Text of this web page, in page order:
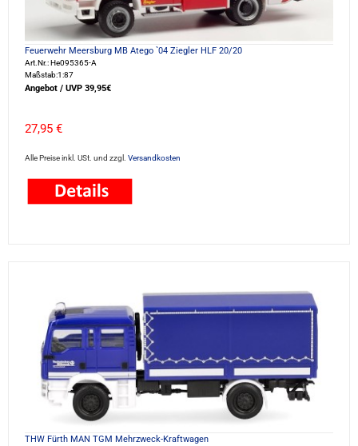
Feuerwehr Meersburg MB Atego `04 Ziegler HLF 20/20
Art.Nr.: He095365-A
Maßstab:1:87
Angebot / UVP 39,95€
27,95 €
Alle Preise inkl. USt. und zzgl. Versandkosten
THW Fürth MAN TGM Mehrzweck-Kraftwagen